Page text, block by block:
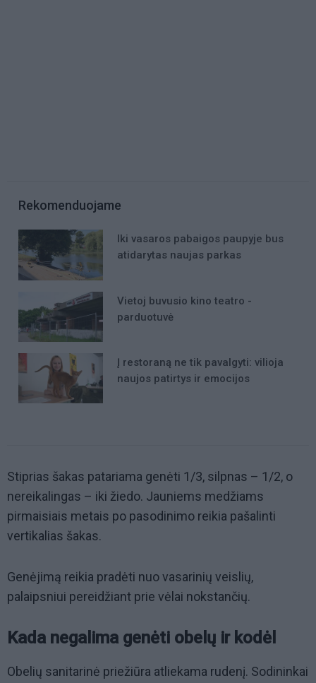
Rekomenduojame
Iki vasaros pabaigos paupyje bus
atidarytas naujas parkas
Vietoj buvusio kino teatro -
parduotuvė
Į restoraną ne tik pavalgyti: vilioja
naujos patirtys ir emocijos
Stiprias šakas patariama genėti 1/3, silpnas – 1/2, o
nereikalingas – iki žiedo. Jauniems medžiams
pirmaisiais metais po pasodinimo reikia pašalinti
vertikalias šakas.
Genėjimą reikia pradėti nuo vasarinių veislių,
palaipsniui pereidžiant prie vėlai nokstančių.
Kada negalima genėti obelų ir kodėl
Obelių sanitarinė priežiūra atliekama rudenį. Sodininkai